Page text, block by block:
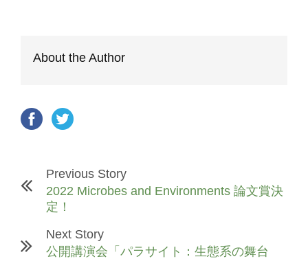
About the Author
Previous Story
2022 Microbes and Environments 論文賞決
定！
Next Story
公開講演会「パラサイト：生態系の舞台